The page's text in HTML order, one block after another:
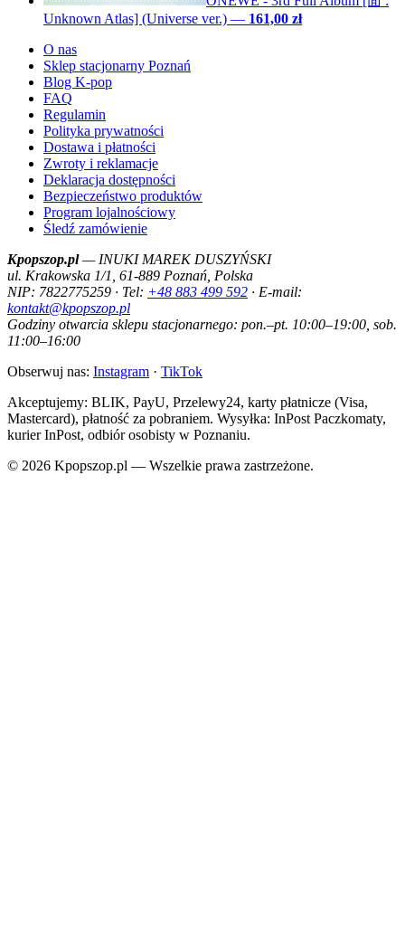
Unknown Atlas] (Universe ver.) — 161,00 zł
O nas
Sklep stacjonarny Poznań
Blog K-pop
FAQ
Regulamin
Polityka prywatności
Dostawa i płatności
Zwroty i reklamacje
Deklaracja dostępności
Bezpieczeństwo produktów
Program lojalnościowy
Śledź zamówienie
Kpopszop.pl— INUKI MAREK DUSZYŃSKI
ul. Krakowska 1/1, 61-889 Poznań, Polska
NIP: 7822775259 · Tel: +48 883 499 592 · E-mail:
kontakt@kpopszop.pl
Godziny otwarcia sklepu stacjonarnego: pon.–pt. 10:00–19:00, sob.
11:00–16:00
Obserwuj nas: Instagram · TikTok
Akceptujemy: BLIK, PayU, Przelewy24, karty płatnicze (Visa,
Mastercard), płatność za pobraniem. Wysyłka: InPost Paczkomaty,
kurier InPost, odbiór osobisty w Poznaniu.
© 2026 Kpopszop.pl — Wszelkie prawa zastrzeżone.